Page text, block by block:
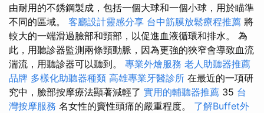
由耐用的不銹鋼製成，包括一個大球和一個小球，用於瞄準
不同的區域。 客廳設計靈感分享 台中筋膜放鬆療程推薦 將
較大的一端滑過臉部和頸部，以促進血液循環和排水。 為
此，用聽診器監測兩條頸動脈，因為更強的狹窄會導致血流
湍流，用聽診器可以聽到。 專業外燴服務 老人助聽器推薦
品牌 多樣化助聽器種類 高雄專業牙醫診所 在最近的一項研
究中，臉部按摩療法顯著減輕了 實用的輔聽器推薦 35 台
灣按摩服務 名女性的竇性頭痛的嚴重程度。 了解Buffet外